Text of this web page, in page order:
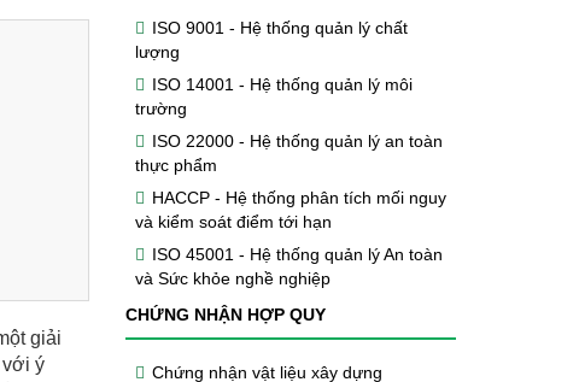
giải
với ý
ISO 9001 - Hệ thống quản lý chất
lượng
ISO 14001 - Hệ thống quản lý môi
trường
ISO 22000 - Hệ thống quản lý an toàn
thực phẩm
HACCP - Hệ thống phân tích mối nguy
và kiểm soát điểm tới hạn
ISO 45001 - Hệ thống quản lý An toàn
và Sức khỏe nghề nghiệp
CHỨNG NHẬN HỢP QUY
Chứng nhận vật liệu xây dựng